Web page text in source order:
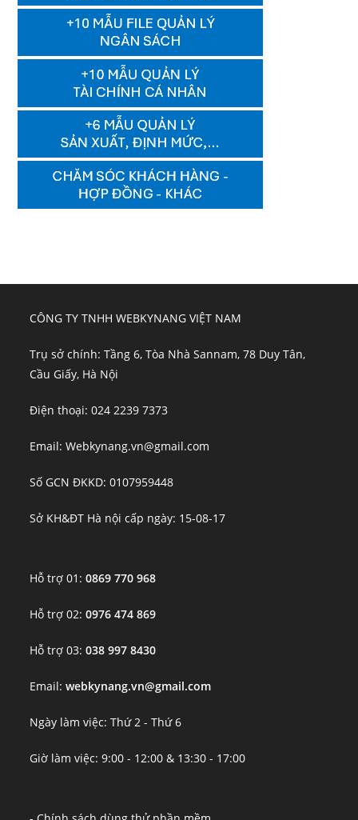
CÔNG TY TNHH WEBKYNANG VIỆT NAM
Trụ sở chính: Tầng 6, Tòa Nhà Sannam, 78 Duy Tân,
Cầu Giấy, Hà Nội
Điện thoại: 024 2239 7373
Email: Webkynang.vn@gmail.com
Số GCN ĐKKD: 0107959448
Sở KH&ĐT Hà nội cấp ngày: 15-08-17
Hỗ trợ 01:0869 770 968
Hỗ trợ 02:0976 474 869
Hỗ trợ 03:038 997 8430
Email:webkynang.vn@gmail.com
Ngày làm việc: Thứ 2 - Thứ 6
Giờ làm việc: 9:00 - 12:00 & 13:30 - 17:00